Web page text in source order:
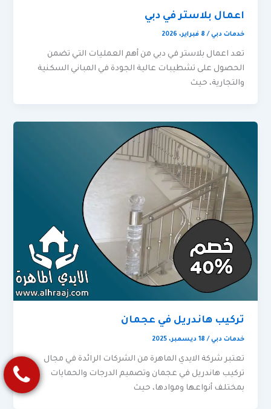
اعمال بلاستر في دبي
خدمات دبي / 8 فبراير، 2026
تعد اعمال بلاستر في دبي من أهم العمليات التي تضمن
الحصول على تشطيبات عالية الجودة في المباني السكنية
والتجارية، حيث
تركيب هاندريل في عجمان
خدمات دبي / 18 ديسمبر، 2025
تعتبر شركة الايدي الماهرة من الشركات الرائدة في مجال
تركيب هاندريل في عجمان وتصميم الدرجات والحمايات
بمختلف أنواعها وموادها، حيث